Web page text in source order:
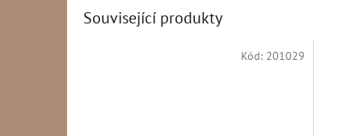
Související produkty
Kód: 201029